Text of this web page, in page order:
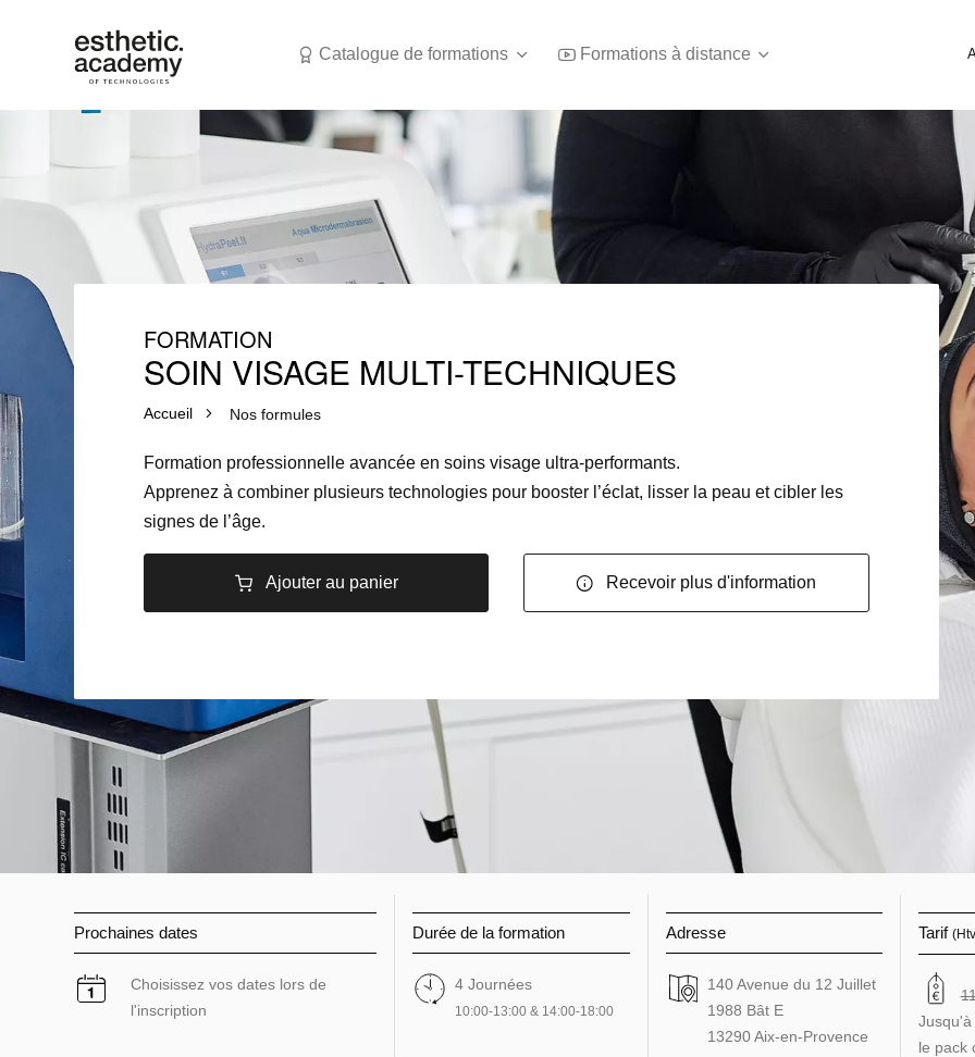
Catalogue de formations Formations à distance
FORMATION
SOIN VISAGE MULTI-TECHNIQUES
Accueil Nos formules
Formation professionnelle avancée en soins visage ultra-performants.
Apprenez à combiner plusieurs technologies pour booster l’éclat, lisser la peau et cibler les
signes de l’âge.
Ajouter au panier Recevoir plus d'information
Prochaines dates
Choisissez vos dates lors de
l'inscription
Durée de la formation
4 Journées
10:00-13:00 & 14:00-18:00
Adresse
140 Avenue du 12 Juillet
1988 Bât E
13290 Aix-en-Provence
Tarif
le pack